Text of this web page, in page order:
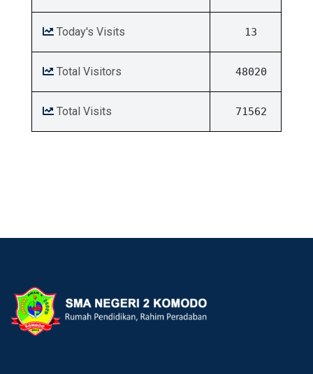
Today's Visits 13
Total Visitors 48020
Total Visits 71562